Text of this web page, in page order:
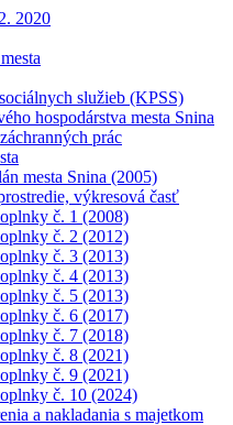
2020
služieb (KPSS)
hospodárstva mesta Snina
prác
mesta Snina (2005)
výkresová časť
č. 1 (2008)
č. 2 (2012)
č. 3 (2013)
č. 4 (2013)
č. 5 (2013)
č. 6 (2017)
č. 7 (2018)
č. 8 (2021)
č. 9 (2021)
č. 10 (2024)
a nakladania s majetkom